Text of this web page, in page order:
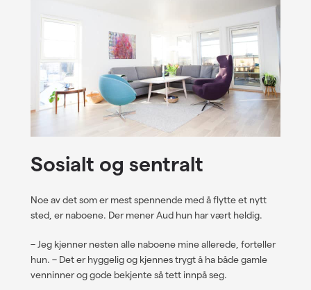
Sosialt og sentralt
Noe av det som er mest spennende med å flytte et nytt
sted, er naboene. Der mener Aud hun har vært heldig.
– Jeg kjenner nesten alle naboene mine allerede, forteller
hun. – Det er hyggelig og kjennes trygt å ha både gamle
venninner og gode bekjente så tett innpå seg.